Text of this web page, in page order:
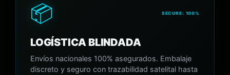
📦 SECURE: 100%
LOGÍSTICA BLINDADA
Envíos nacionales 100% asegurados. Embalaje
discreto y seguro con trazabilidad satelital hasta